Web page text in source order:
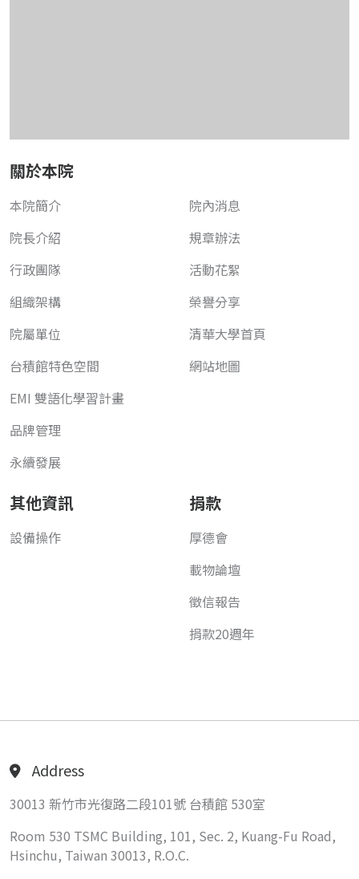
關於本院
本院簡介
院長介紹
行政團隊
組織架構
院屬單位
台積館特色空間
EMI 雙語化學習計畫
品牌管理
永續發展
院內消息
規章辦法
活動花絮
榮譽分享
清華大學首頁
網站地圖
其他資訊
設備操作
捐款
厚德會
載物論壇
徵信報告
捐款20週年
Address
30013 新竹市光復路二段101號 台積館 530室
Room 530 TSMC Building, 101, Sec. 2, Kuang-Fu Road,
Hsinchu, Taiwan 30013, R.O.C.